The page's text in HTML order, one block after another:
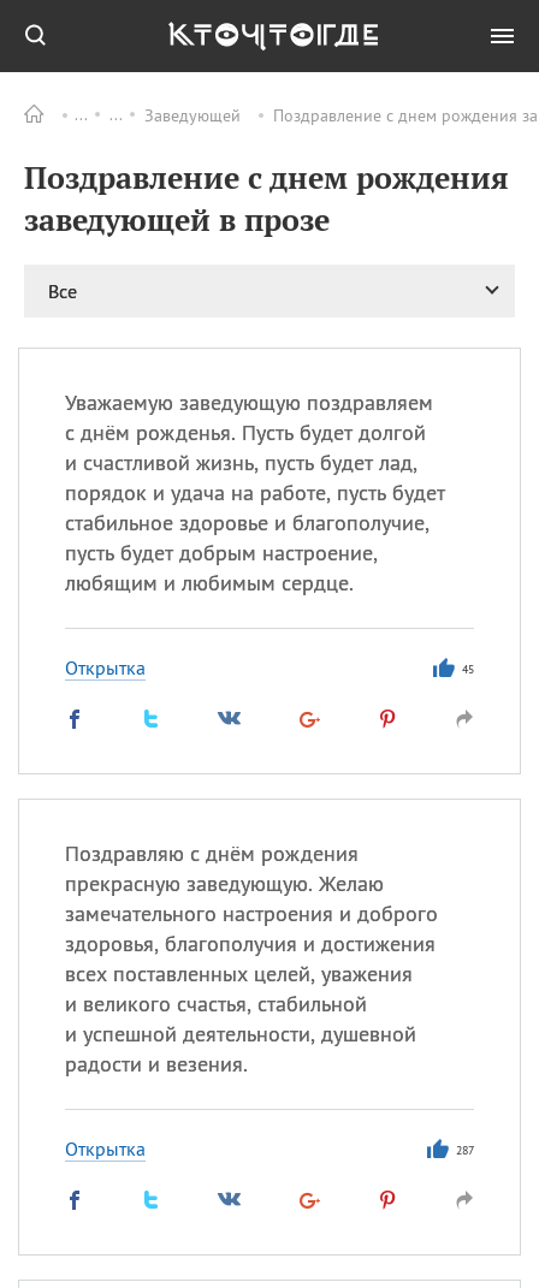
Заведующей Поздравление с днем рождения
Поздравление с днем рождения
заведующей в прозе
Все
Уважаемую заведующую поздравляем
с днём рожденья. Пусть будет долгой
и счастливой жизнь, пусть будет лад,
порядок и удача на работе, пусть будет
стабильное здоровье и благополучие,
пусть будет добрым настроение,
любящим и любимым сердце.
Открытка 45
Поздравляю с днём рождения
прекрасную заведующую. Желаю
замечательного настроения и доброго
здоровья, благополучия и достижения
всех поставленных целей, уважения
и великого счастья, стабильной
и успешной деятельности, душевной
радости и везения.
Открытка 287
ПРАЗДНИКИ Все
09.08 День памяти жертв
атомной
бомбардировки
день
рисового пудинга
09.08 День Дымняшки
(Smokey Bear Day)
Сегодня празднуют именины
Федор
Посмотреть значение
происхождение